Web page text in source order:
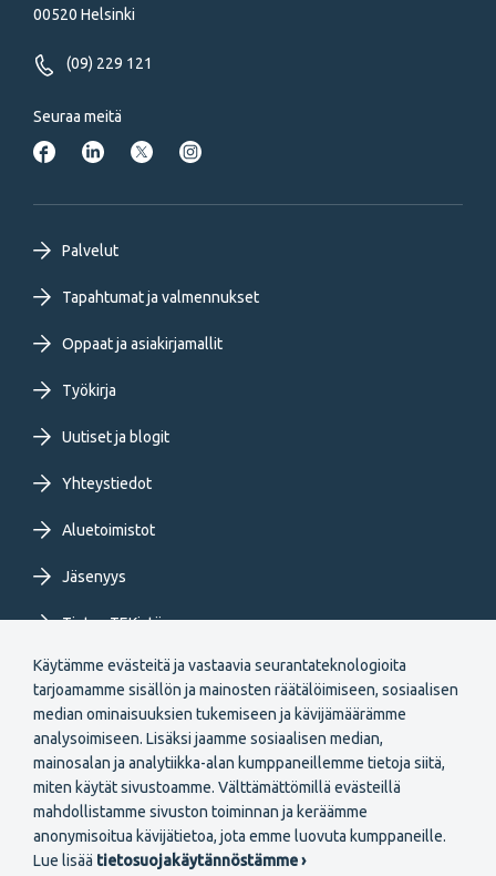
Käytämme evästeitä ja vastaavia seurantateknologioita
tarjoamamme sisällön ja mainosten räätälöimiseen, sosiaalisen
median ominaisuuksien tukemiseen ja kävijämäärämme
analysoimiseen. Lisäksi jaamme sosiaalisen median,
mainosalan ja analytiikka-alan kumppaneillemme tietoja siitä,
miten käytät sivustoamme. Välttämättömillä evästeillä
mahdollistamme sivuston toiminnan ja keräämme
anonymisoitua kävijätietoa, jota emme luovuta kumppaneille.
Lue lisää tietosuojakäytännöstämme ›
00520 Helsinki
(09) 229 121
Seuraa meitä
Footer
primary
menu
FI
Palvelut
Tapahtumat ja valmennukset
Oppaat ja asiakirjamallit
Työkirja
Uutiset ja blogit
Yhteystiedot
Aluetoimistot
Jäsenyys
Tietoa TEKistä
Extranet
Secondary
Liity jäseneksi